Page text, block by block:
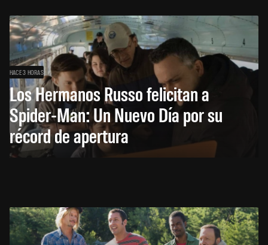
HACE 3 HORAS
Los Hermanos Russo felicitan a
Spider-Man: Un Nuevo Día por su
récord de apertura